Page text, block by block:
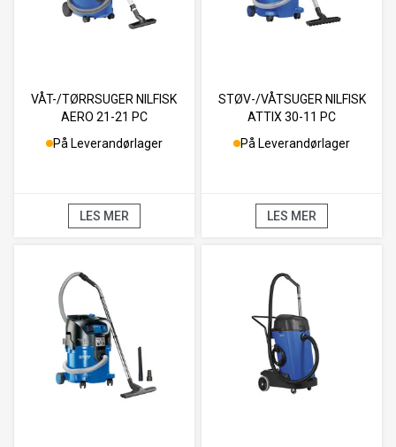
VÅT-/TØRRSUGER NILFISK
AERO 21-21 PC
På Leverandørlager
LES MER
STØV-/VÅTSUGER NILFISK
ATTIX 30-11 PC
På Leverandørlager
LES MER